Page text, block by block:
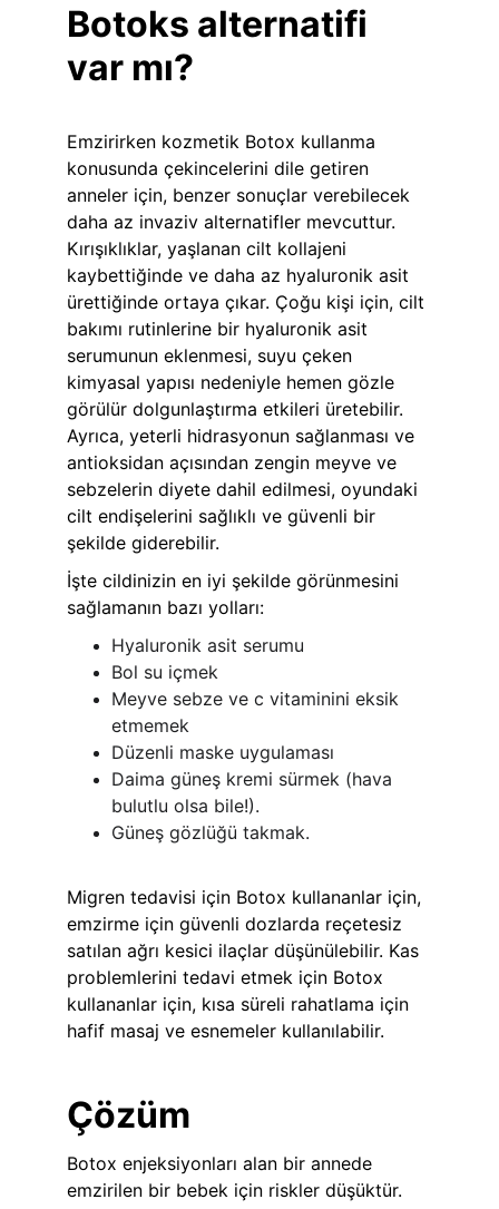
Botoks alternatifi
var mı?
Emzirirken kozmetik Botox kullanma
konusunda çekincelerini dile getiren
anneler için, benzer sonuçlar verebilecek
daha az invaziv alternatifler mevcuttur.
Kırışıklıklar, yaşlanan cilt kollajeni
kaybettiğinde ve daha az hyaluronik asit
ürettiğinde ortaya çıkar. Çoğu kişi için, cilt
bakımı rutinlerine bir hyaluronik asit
serumunun eklenmesi, suyu çeken
kimyasal yapısı nedeniyle hemen gözle
görülür dolgunlaştırma etkileri üretebilir.
Ayrıca, yeterli hidrasyonun sağlanması ve
antioksidan açısından zengin meyve ve
sebzelerin diyete dahil edilmesi, oyundaki
cilt endişelerini sağlıklı ve güvenli bir
şekilde giderebilir.
İşte cildinizin en iyi şekilde görünmesini
sağlamanın bazı yolları:
Hyaluronik asit serumu
Bol su içmek
Meyve sebze ve c vitaminini eksik
etmemek
Düzenli maske uygulaması
Daima güneş kremi sürmek (hava
bulutlu olsa bile!).
Güneş gözlüğü takmak.
Migren tedavisi için Botox kullananlar için,
emzirme için güvenli dozlarda reçetesiz
satılan ağrı kesici ilaçlar düşünülebilir. Kas
problemlerini tedavi etmek için Botox
kullananlar için, kısa süreli rahatlama için
hafif masaj ve esnemeler kullanılabilir.
Çözüm
Botox enjeksiyonları alan bir annede
emzirilen bir bebek için riskler düşüktür.